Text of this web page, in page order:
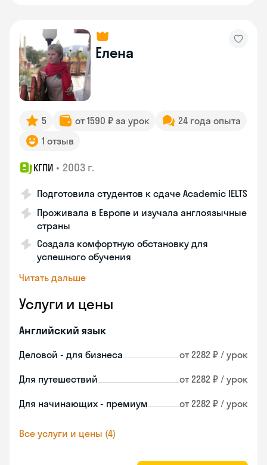
Елена
5 от 1590 ₽ за урок
24 года опыта
1 отзыв
КГПИ • 2003 г.
Подготовила студентов к сдаче Academic IELTS
Проживала в Европе и изучала англоязычные
страны
Создала комфортную обстановку для
успешного обучения
Читать дальше
Услуги и цены
Английский язык
Деловой - для бизнеса от 2282 ₽ / урок
Для путешествий от 2282 ₽ / урок
Для начинающих - премиум от 2282 ₽ / урок
Все услуги и цены (4)